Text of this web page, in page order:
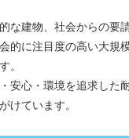
な建物、社会からの要
的に注目度の高い大規
。
安心・環境を追求した
けています。